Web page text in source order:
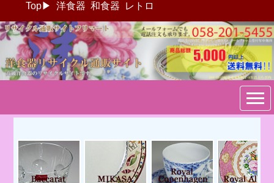
Top▶ 洋食器 和食器 レトロ
ブランド洋食器：リサイクル
通販サイトフリマート